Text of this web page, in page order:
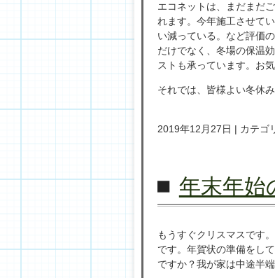
エコネットは、まだまだ
れます。今年施工させて
い減っている。など評価
だけでなく、冬場の保温
ストも承っています。お
それでは、皆様よい冬休
2019年12月27日 | カテゴ
年末年始
もうすぐクリスマスです
です。年賀状の準備をし
ですか？我が家は中途半